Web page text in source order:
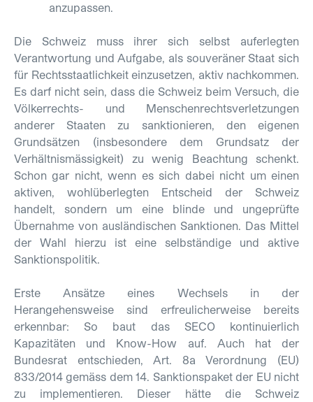
anzupassen.
Die Schweiz muss ihrer sich selbst auferlegten
Verantwortung und Aufgabe, als souveräner Staat sich
für Rechtsstaatlichkeit einzusetzen, aktiv nachkommen.
Es darf nicht sein, dass die Schweiz beim Versuch, die
Völkerrechts- und Menschenrechtsverletzungen
anderer Staaten zu sanktionieren, den eigenen
Grundsätzen (insbesondere dem Grundsatz der
Verhältnismässigkeit) zu wenig Beachtung schenkt.
Schon gar nicht, wenn es sich dabei nicht um einen
aktiven, wohlüberlegten Entscheid der Schweiz
handelt, sondern um eine blinde und ungeprüfte
Übernahme von ausländischen Sanktionen. Das Mittel
der Wahl hierzu ist eine selbständige und aktive
Sanktionspolitik.
Erste Ansätze eines Wechsels in der
Herangehensweise sind erfreulicherweise bereits
erkennbar: So baut das SECO kontinuierlich
Kapazitäten und Know-How auf. Auch hat der
Bundesrat entschieden, Art. 8a Verordnung (EU)
833/2014 gemäss dem 14. Sanktionspaket der EU nicht
zu implementieren. Dieser hätte die Schweiz